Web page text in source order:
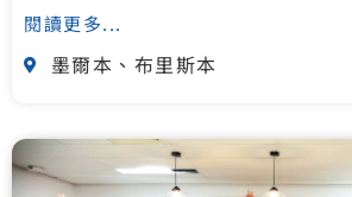
閱讀更多...
墨爾本、布里斯本